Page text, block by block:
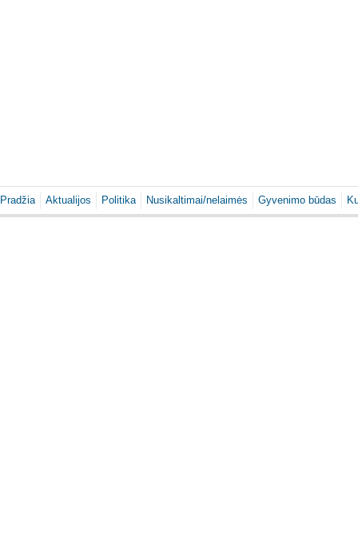
Pradžia Aktualijos Politika Nusikaltimai/nelaimės Gyvenimo būdas